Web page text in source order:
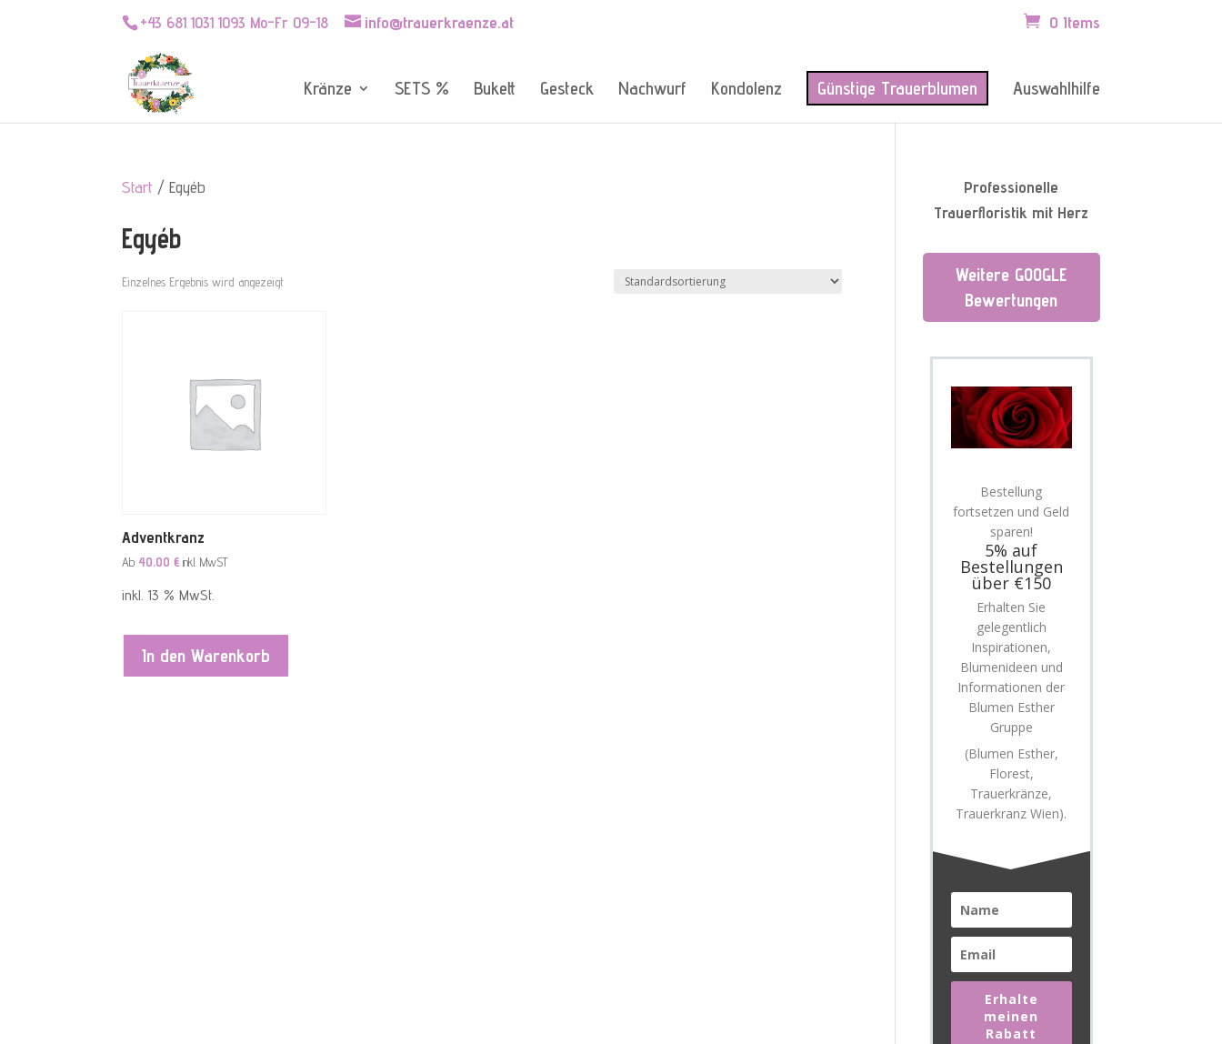
+43 681 1031 1093 Mo-Fr 09-18 info@trauerkraenze.at 0 Items
Kränze SETS % Bukett Gesteck Nachwurf Kondolenz Günstige Trauerblumen Auswahlhilfe
Start / Egyéb
Egyéb
Einzelnes Ergebnis wird angezeigt
Adventkranz
Ab 40,00€ inkl. MwST
inkl. 13 % MwSt.
In den Warenkorb
Professionelle
Trauerfloristik mit Herz
Weitere GOOGLE
Bewertungen
Bestellung
fortsetzen und Geld
sparen!
5% auf
Bestellungen
über €150
Erhalten Sie
gelegentlich
Inspirationen,
Blumenideen und
Informationen der
Blumen Esther
Gruppe
(Blumen Esther,
Florest,
Trauerkränze,
Trauerkranz Wien).
Erhalte
meinen
Rabatt